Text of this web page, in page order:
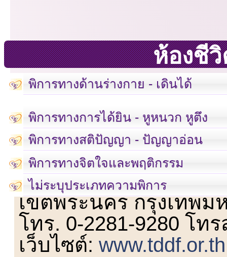
ห้องชี
พิการทางด้านร่างกาย - เดินได้
พิการทางการได้ยิน - หูหนวก หูตึง
พิการทางสติปัญญา - ปัญญาอ่อน
พิการทางจิตใจและพฤติกรรม
ไม่ระบุประเภทความพิการ
เลขที่ 23 ชั้น 2 ถนนวิ
เขตพระนคร กรุงเทพม
โทร. 0-2281-9280 โท
เว็บไซต์:www.tddf.or.th